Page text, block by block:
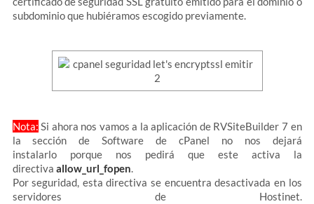
subdominio que hubiéramos escogido previamente.
Nota: Si ahora nos vamos a la aplicación de RVSiteBuilder 7 en
la sección de Software de cPanel no nos dejará
instalarlo porque nos pedirá que este activa la
directiva allow_url_fopen.
Por seguridad, esta directiva se encuentra desactivada en los
servidores de Hostinet.